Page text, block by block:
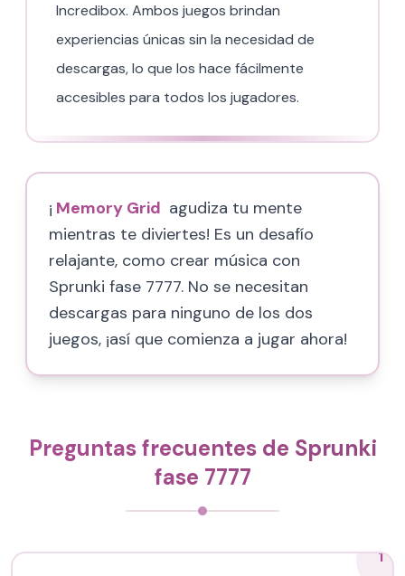
Incredibox. Ambos juegos brindan
experiencias únicas sin la necesidad de
descargas, lo que los hace fácilmente
accesibles para todos los jugadores.
¡ Memory Grid agudiza tu mente
mientras te diviertes! Es un desafío
relajante, como crear música con
Sprunki fase 7777. No se necesitan
descargas para ninguno de los dos
juegos, ¡así que comienza a jugar ahora!
Preguntas frecuentes de Sprunki
fase 7777
1